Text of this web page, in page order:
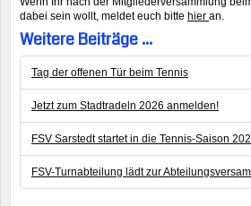
dabei sein wollt, meldet euch bitte hier an.
Weitere Beiträge ...
Tag der offenen Tür beim Tennis
Jetzt zum Stadtradeln 2026 anmelden!
FSV Sarstedt startet in die Tennis-Saison
FSV-Turnabteilung lädt zur